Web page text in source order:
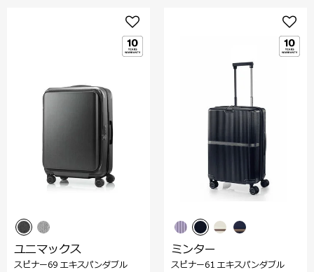
ユニマックス
スピナー69 エキスパンダブル
ミンター
スピナー61 エキスパンダブル